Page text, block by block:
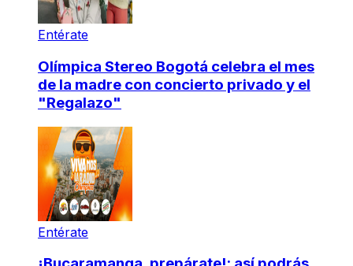
Entérate
Olímpica Stereo Bogotá celebra el mes
de la madre con concierto privado y el
"Regalazo"
Entérate